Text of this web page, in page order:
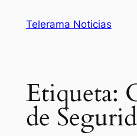
Telerama Noticias
Etiqueta:
de